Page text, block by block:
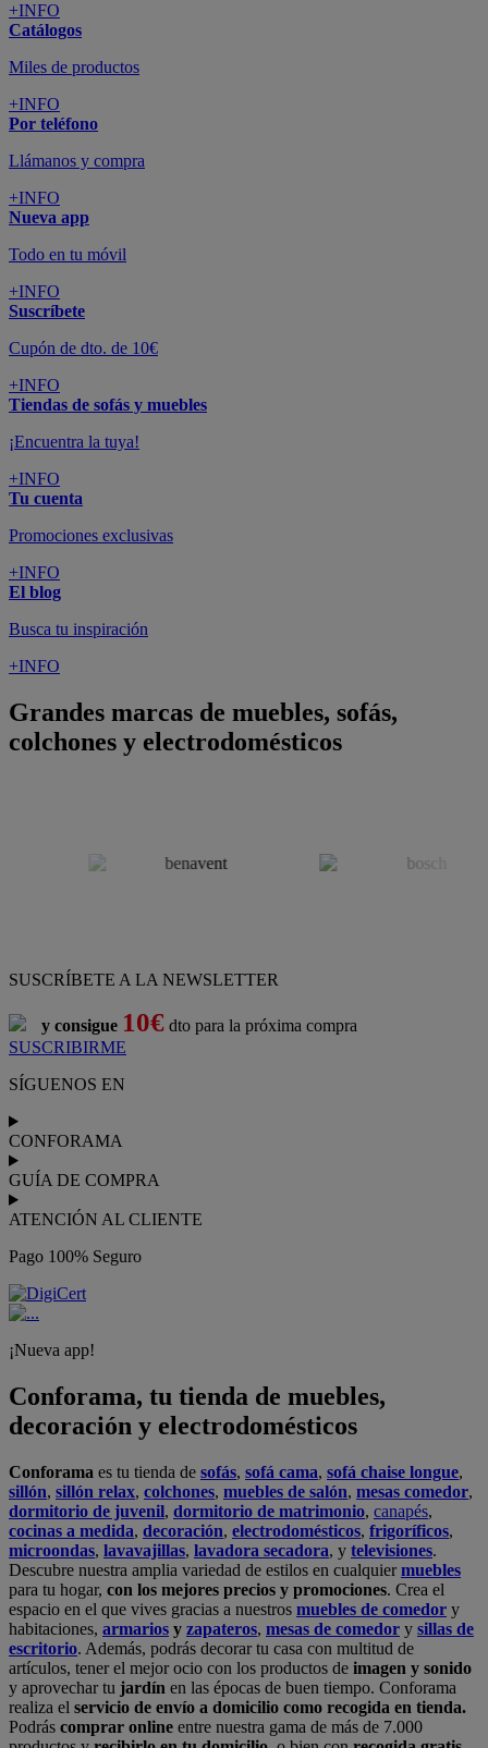
+INFO
Catálogos
Miles de productos
+INFO
Por teléfono
Llámanos y compra
+INFO
Nueva app
Todo en tu móvil
+INFO
Suscríbete
Cupón de dto. de 10€
+INFO
Tiendas de sofás y muebles
¡Encuentra la tuya!
+INFO
Tu cuenta
Promociones exclusivas
+INFO
El blog
Busca tu inspiración
+INFO
Grandes marcas de muebles, sofás,
colchones y electrodomésticos
SUSCRÍBETE A LA NEWSLETTER
y consigue 10€ dto para la próxima compra
SUSCRIBIRME
SÍGUENOS EN
CONFORAMA
GUÍA DE COMPRA
ATENCIÓN AL CLIENTE
Pago 100% Seguro
¡Nueva app!
Conforama, tu tienda de muebles,
decoración y electrodomésticos
Conforama es tu tienda de sofás, sofá cama, sofá chaise longue,
sillón, sillón relax, colchones, muebles de salón, mesas comedor,
dormitorio de juvenil, dormitorio de matrimonio, canapés,
cocinas a medida, decoración, electrodomésticos, frigoríficos,
microondas, lavavajillas, lavadora secadora, y televisiones.
Descubre nuestra amplia variedad de estilos en cualquiermuebles
para tu hogar, con los mejores precios y promociones. Crea el
espacio en el que vives gracias a nuestros muebles de comedor y
habitaciones, armarios y zapateros, mesas de comedor y sillas de
escritorio. Además, podrás decorar tu casa con multitud de
artículos, tener el mejor ocio con los productos de imagen y sonido
y aprovechar tu jardín en las épocas de buen tiempo. Conforama
realiza el servicio de envío a domicilio como recogida en tienda.
Podrás comprar online entre nuestra gama de más de 7.000